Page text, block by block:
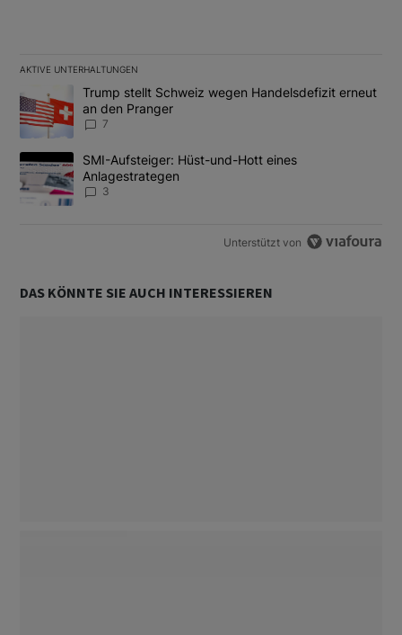
AKTIVE UNTERHALTUNGEN
Das Folgende ist eine Liste der am meisten kommentierten
Ein Trendartikel mit dem Titel "Trump stellt Schweiz wegen
Trump stellt Schweiz wegen Handelsdefizit erneut
an den Pranger
7
Ein Trendartikel mit dem Titel "SMI-Aufsteiger: Hüst-und-Hott
SMI-Aufsteiger: Hüst-und-Hott eines
Anlagestrategen
3
Unterstützt von
DAS KÖNNTE SIE AUCH INTERESSIEREN